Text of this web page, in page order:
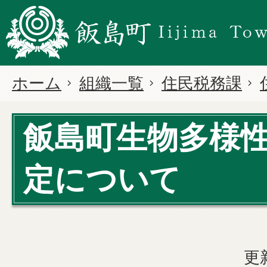
ホーム 組織一覧 住民税務課
飯島町生物多様
定について
更